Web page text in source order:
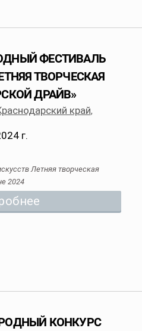
ФЕСТИВАЛЬ
ТВОРЧЕСКАЯ
ДРАЙВ»
край,
г.
Летняя творческая
2024
КОНКУРС